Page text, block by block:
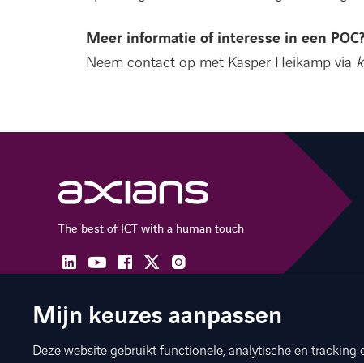
Meer informatie of interesse in een POC?
Neem contact op met Kasper Heikamp via
The best of ICT with a human touch
linkedinyoutubefacebook
twitterinstagram
©Axians 2026 Privacy statement Cookies Disclaimer
Mijn keuzes aanpassen
Deze website gebruikt functionele, analytische en tracking